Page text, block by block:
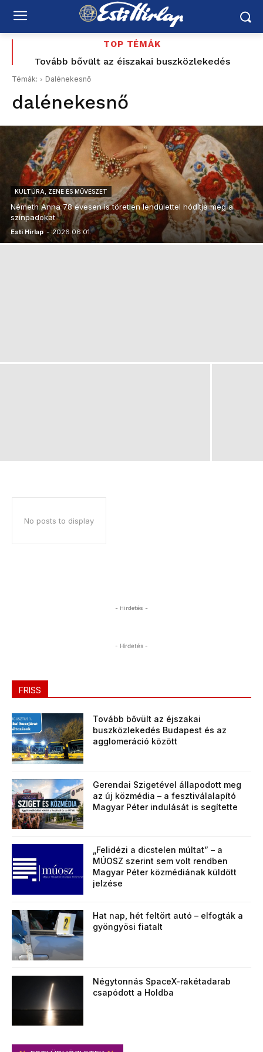
TOP TÉMÁK
Tovább bővült az éjszakai buszközlekedés
Budapest és az agglomeráció között
Gerendai Szigetével állapodott meg az új
közmédia – a fesztiválalapító Magyar Péter
Témák: Dalénekesnő
dalénekesnő
KULTÚRA, ZENE ÉS MŰVÉSZET
Németh Anna 78 évesen is töretlen lendülettel hódítja meg a
színpadokat
Esti Hírlap - 2026.06.01.
No posts to display
- Hirdetés -
- Hirdetés -
FRISS
Tovább bővült az éjszakai
buszközlekedés Budapest és az
agglomeráció között
Gerendai Szigetével állapodott meg
az új közmédia – a fesztiválalapító
Magyar Péter indulását is segítette
„Felidézi a dicstelen múltat” – a
MÚOSZ szerint sem volt rendben
Magyar Péter közmédiának küldött
jelzése
Hat nap, hét feltört autó – elfogták a
gyöngyösi fiatalt
Négytonnás SpaceX-rakétadarab
csapódott a Holdba